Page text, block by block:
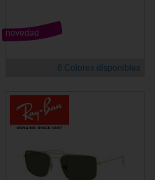
novedad
6 Colores disponibles